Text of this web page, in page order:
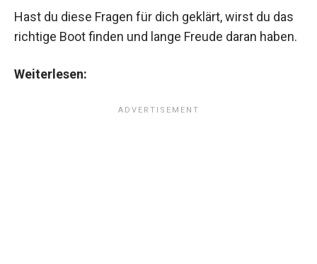
Hast du diese Fragen für dich geklärt, wirst du das
richtige Boot finden und lange Freude daran haben.
Weiterlesen: